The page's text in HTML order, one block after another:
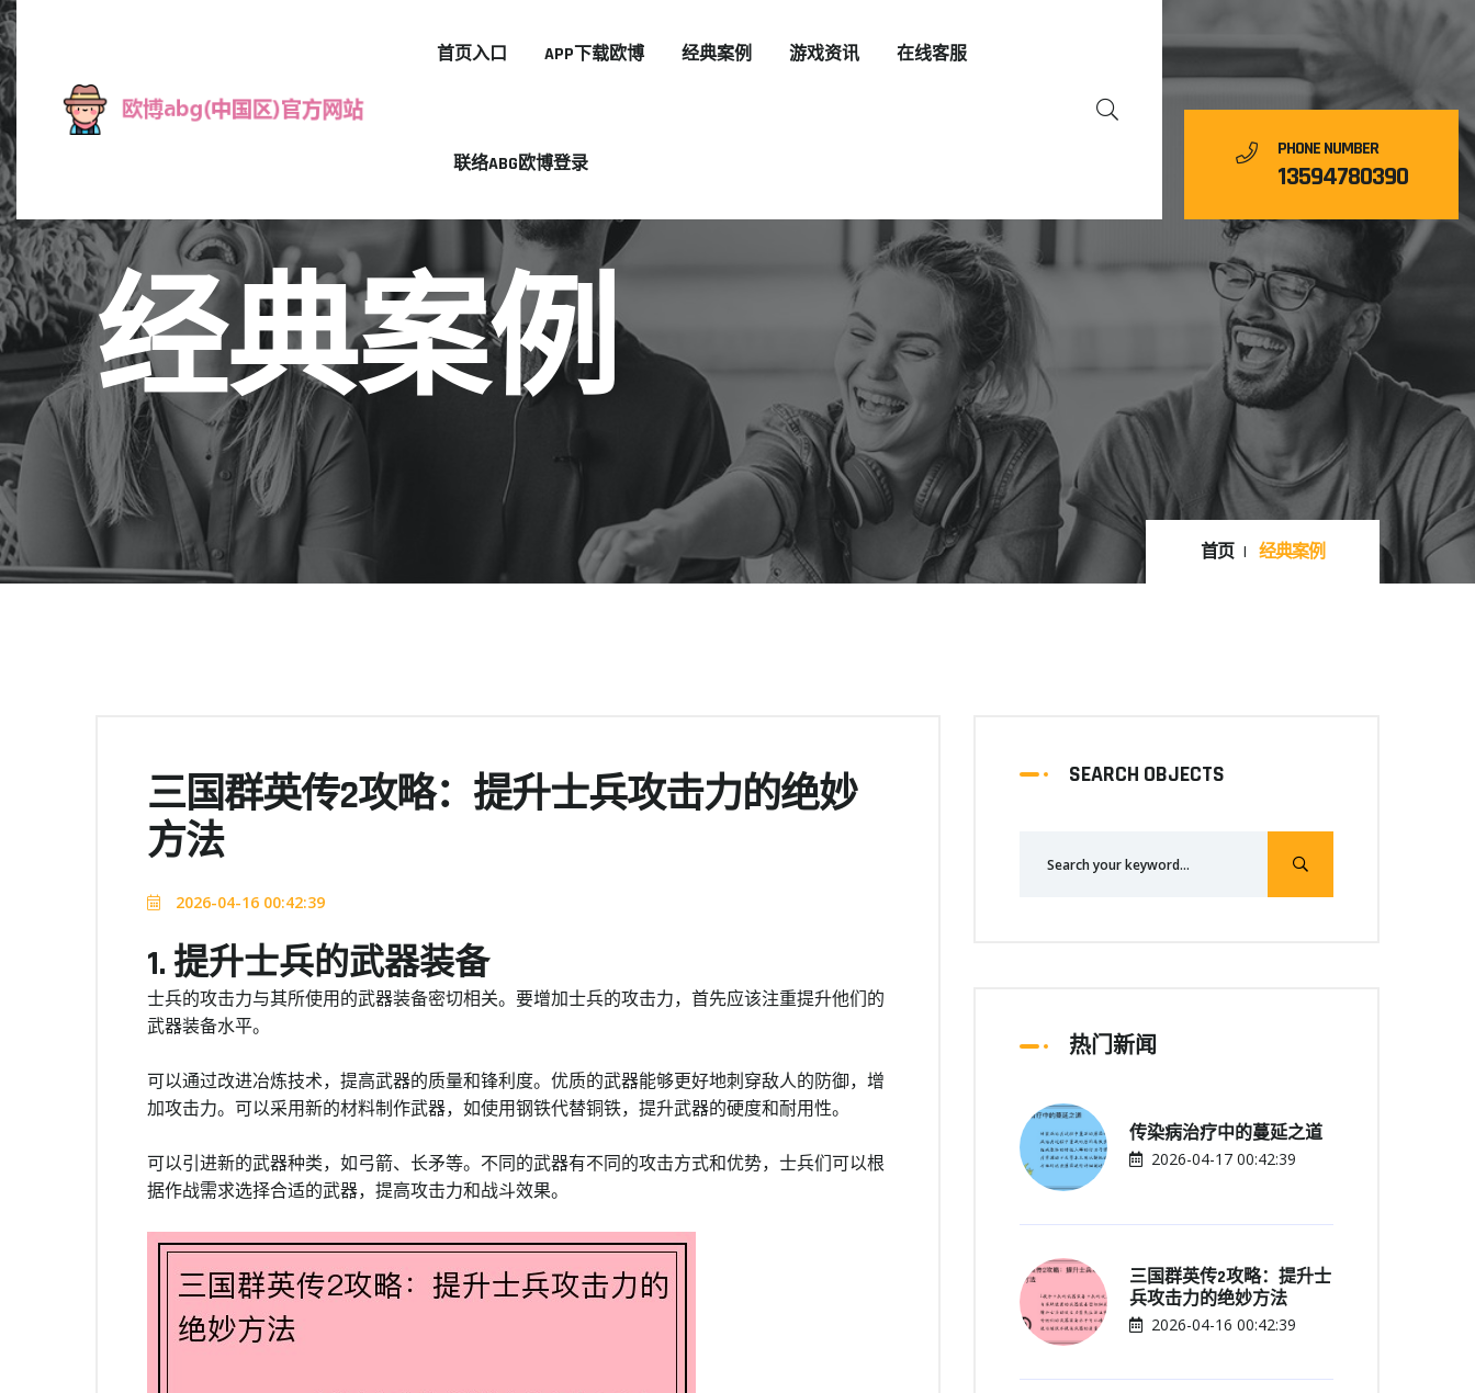
首页入口 APP下载欧博 经典案例 游戏资讯 在线客服
联络ABG欧博登录
PHONE NUMBER
13594780390
经典案例
首页 经典案例
三国群英传2攻略：提升士兵攻击力的绝妙
方法
2026-04-16 00:42:39
1. 提升士兵的武器装备
士兵的攻击力与其所使用的武器装备密切相关。要增加士兵的攻击力，首先应该注重提升他们的
武器装备水平。
可以通过改进冶炼技术，提高武器的质量和锋利度。优质的武器能够更好地刺穿敌人的防御，增
加攻击力。可以采用新的材料制作武器，如使用钢铁代替铜铁，提升武器的硬度和耐用性。
可以引进新的武器种类，如弓箭、长矛等。不同的武器有不同的攻击方式和优势，士兵们可以根
据作战需求选择合适的武器，提高攻击力和战斗效果。
SEARCH OBJECTS
热门新闻
传染病治疗中的蔓延之道
2026-04-17 00:42:39
三国群英传2攻略：提升士
兵攻击力的绝妙方法
2026-04-16 00:42:39